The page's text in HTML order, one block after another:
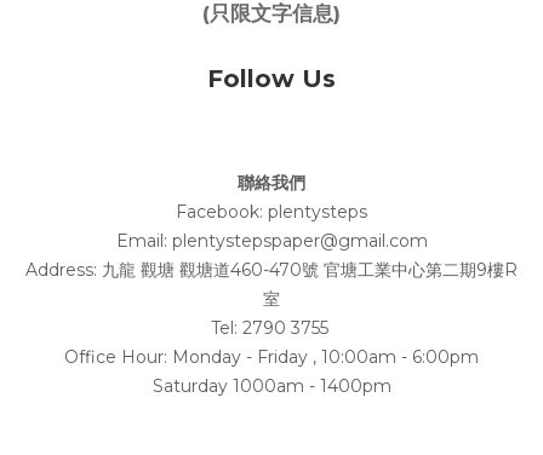
(只限文字信息)
Follow Us
聯絡我們
Facebook: plentysteps
Email: plentystepspaper@gmail.com
Address: 九龍 觀塘 觀塘道460-470號 官塘工業中心第二期9樓R
室
Tel: 2790 3755
Office Hour: Monday - Friday , 10:00am - 6:00pm
Saturday 1000am - 1400pm